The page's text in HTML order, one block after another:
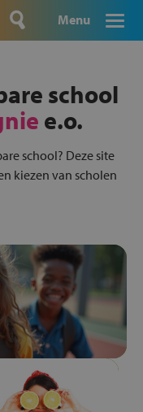
Menu
school
e.o.
school? Deze site
kiezen van scholen